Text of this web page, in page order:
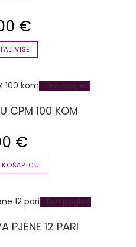
€
VIŠE
Brzi pogled
CPM 100 KOM
€
Brzi pogled
PJENE 12 PARI